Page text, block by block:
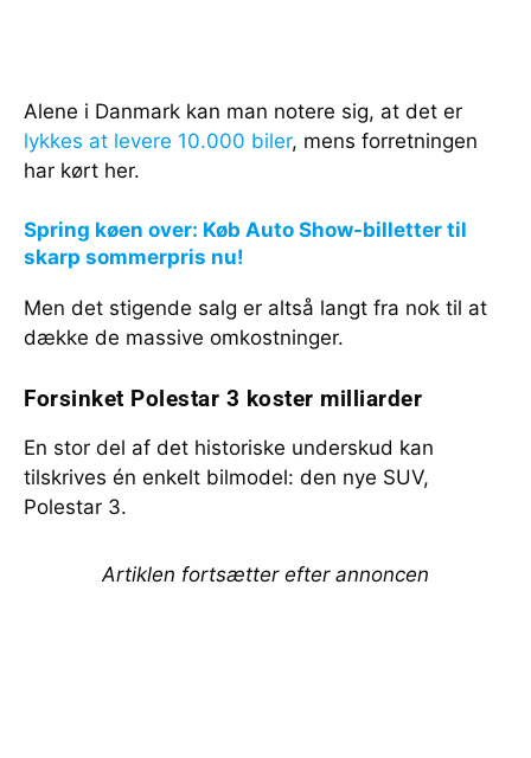
Alene i Danmark kan man notere sig, at det er
lykkes at levere 10.000 biler, mens forretningen
har kørt her.
Spring køen over: Køb Auto Show-billetter til
skarp sommerpris nu!
Men det stigende salg er altså langt fra nok til at
dække de massive omkostninger.
Forsinket Polestar 3 koster milliarder
En stor del af det historiske underskud kan
tilskrives én enkelt bilmodel: den nye SUV,
Polestar 3.
Artiklen fortsætter efter annoncen